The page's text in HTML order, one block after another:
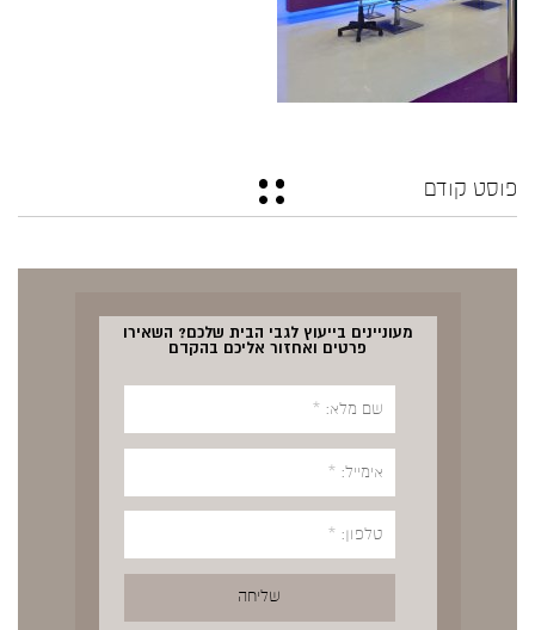
פוסט קודם
מעוניינים בייעוץ לגבי הבית שלכם? השאירו
פרטים ואחזור אליכם בהקדם